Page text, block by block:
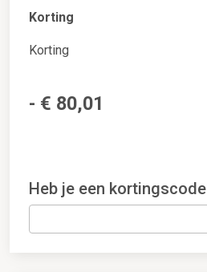
Korting
Korting
- € 80,01
Heb je een